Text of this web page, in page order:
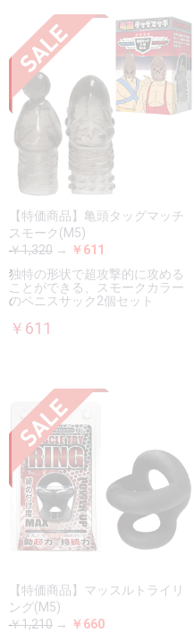
【特価商品】亀頭タッグマッチ
スモーク(M5)
￥1,320 → ￥611
独特の形状で超攻撃的に攻める
ことができる、スモークカラー
のペニスサック2個セット
￥611
【特価商品】マッスルトライリ
ング(M5)
￥1,210 → ￥660